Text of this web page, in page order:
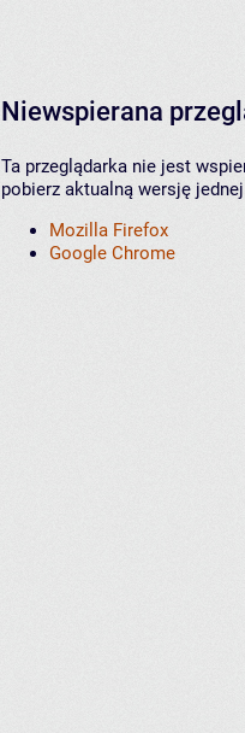
Niewspierana
Ta przeglądarka nie jest
pobierz aktualną wersję
Mozilla Firefox
Google Chrome